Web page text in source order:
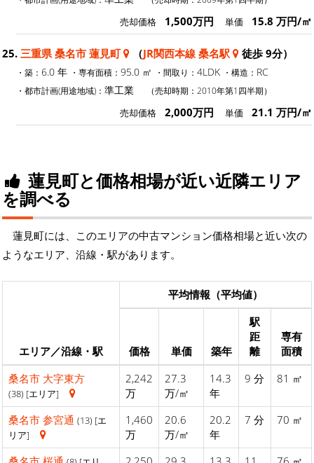
売却価格 1,500万円 単価 15.8 万円/㎡
25. 三重県 桑名市 蓮見町 （JR関西本線 桑名駅 徒歩 9分）
・築： 6.0 年 ・専有面積： 95.0 ㎡ ・間取り： 4LDK ・構造： RC
・都市計画(用途地域)： 準工業 （売却時期：2010年第1四半期）
売却価格 2,000万円 単価 21.1 万円/㎡
蓮見町と価格相場が近い近隣エリア
を調べる
蓮見町には、このエリアの中古マンション価格相場と近い次の
ようなエリア、沿線・駅があります。
エリア／沿線・駅
平均情報（平均値）
価格 単価 築年
駅
距
離
専有
面積
桑名市 大字東方
(38) [エリア]
2,242
万
27.3
万/㎡
14.3
年
9 分 81 ㎡
桑名市 参宮通 (13) [エ
リア]
1,460
万
20.6
万/㎡
20.2
年
7 分 70 ㎡